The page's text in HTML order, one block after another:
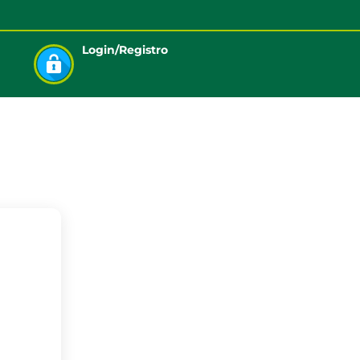
Login/Registro